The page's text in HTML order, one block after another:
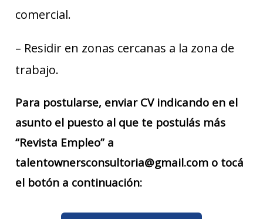
comercial.
– Residir en zonas cercanas a la zona de
trabajo.
Para postularse, enviar CV indicando en el
asunto el puesto al que te postulás más
“Revista Empleo” a
talentownersconsultoria@gmail.com o tocá
el botón a continuación: